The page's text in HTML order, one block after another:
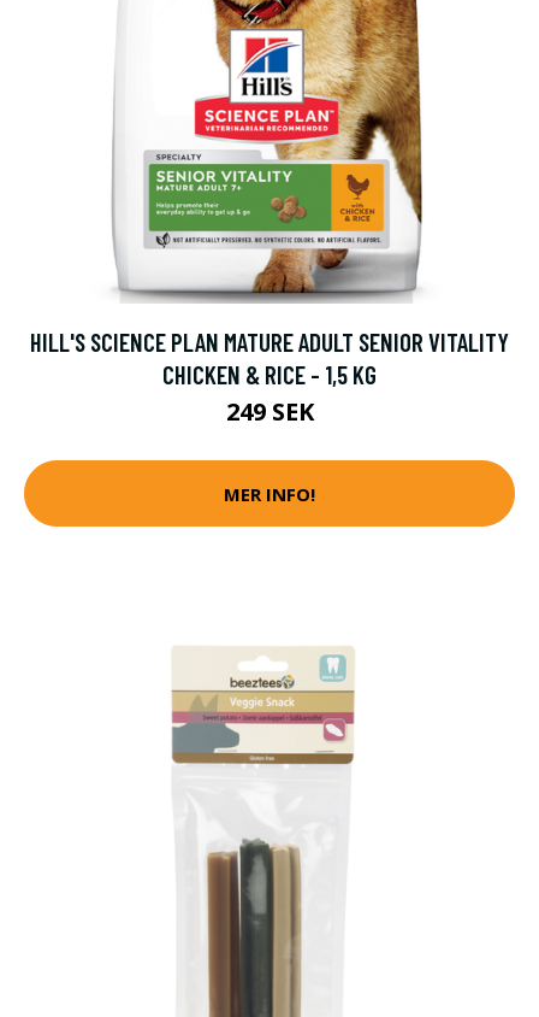
HILL'S SCIENCE PLAN MATURE ADULT SENIOR VITALITY
CHICKEN & RICE - 1,5 KG
249 SEK
MER INFO!